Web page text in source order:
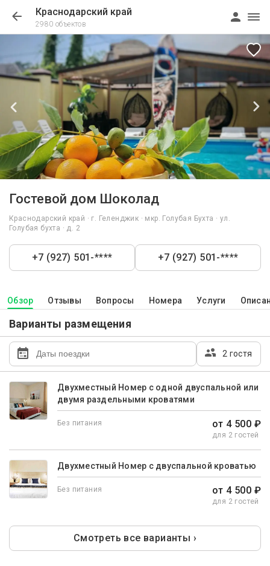
Краснодарский край
2980 объектов
Гостевой дом Шоколад
Краснодарский край · г. Геленджик · мкр. Голубая Бухта · ул.
Голубая бухта · д. 2
+7 (927) 501-**** +7 (927) 501-****
Обзор Отзывы Вопросы Номера Услуги
Варианты размещения
2 гостя
Двухместный Номер с одной двуспальной или
двумя раздельными кроватями
Без питания от 4 500 ₽
для 2 гостей
Двухместный Номер с двуспальной кроватью
Без питания от 4 500 ₽
для 2 гостей
Смотреть все варианты ›